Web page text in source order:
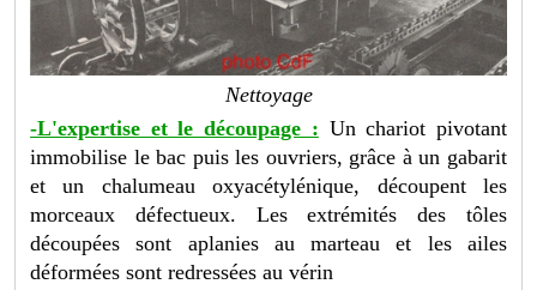
Nettoyage
-L'expertise et le découpage : Un chariot pivotant
immobilise le bac puis les ouvriers, grâce à un gabarit
et un chalumeau oxyacétylénique, découpent les
morceaux défectueux. Les extrémités des tôles
découpées sont aplanies au marteau et les ailes
déformées sont redressées au vérin